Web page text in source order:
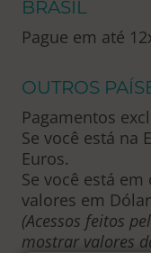
BRASIL
Pague em até
OUTROS
Pagamentos
Se você está na
Euros.
Se você está
valores em
(Acessos feitos
mostrar valores